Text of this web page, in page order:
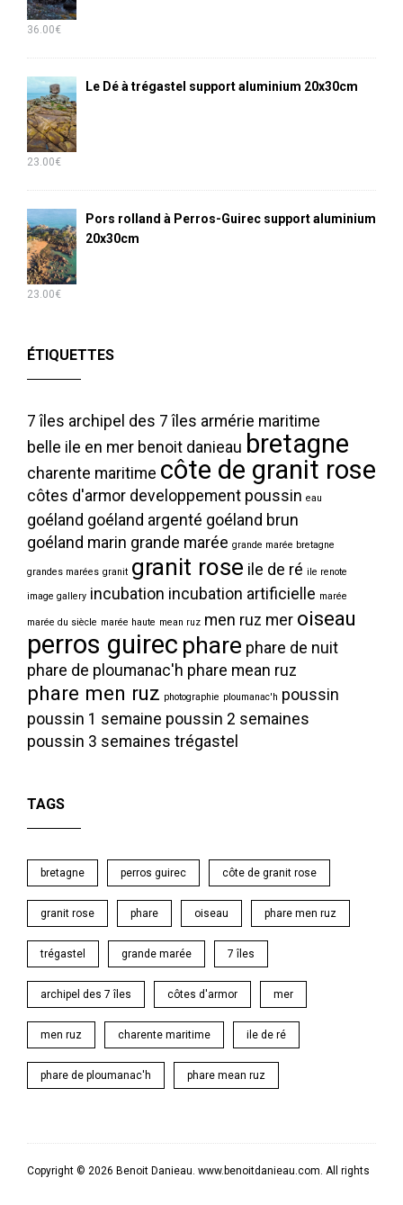
36.00€
Le Dé à trégastel support aluminium 20x30cm
23.00€
Pors rolland à Perros-Guirec support aluminium
20x30cm
23.00€
ÉTIQUETTES
7 îles archipel des 7 îles armérie maritime
belle ile en mer benoit danieau bretagne
charente maritime côte de granit rose
côtes d'armor developpement poussin eau
goéland goéland argenté goéland brun
goéland marin grande marée grande marée bretagne
grandes marées granit granit rose ile de ré ile renote
image gallery incubation incubation artificielle marée
marée du siècle marée haute mean ruz men ruz mer oiseau
perros guirec phare phare de nuit
phare de ploumanac'h phare mean ruz
phare men ruz photographie ploumanac'h poussin
poussin 1 semaine poussin 2 semaines
poussin 3 semaines trégastel
TAGS
bretagne perros guirec côte de granit rose
granit rose phare oiseau phare men ruz
trégastel grande marée 7 îles
archipel des 7 îles côtes d'armor mer
men ruz charente maritime ile de ré
phare de ploumanac'h phare mean ruz
Copyright © 2026 Benoit Danieau. www.benoitdanieau.com. All rights